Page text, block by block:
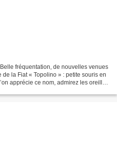
fréquentation, de nouvelles venues
la Fiat « Topolino » : petite souris en
apprécie ce nom, admirez les oreilles